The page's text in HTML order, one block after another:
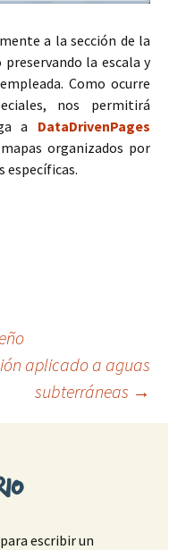
a la sección de la
la escala y
Como ocurre
nos permitirá
a DataDrivenPages
organizados por
específicas.
aplicado a aguas
subterráneas →
para escribir un